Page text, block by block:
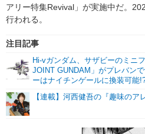
アリー特集Revival」が実施中だ。
行われる。
注目記事
Hi-vガンダム、サザビーのミニ
JOINT GUNDAM」がプレバン
ーはナイチンゲールに換装可能
【連載】河西健吾の『趣味のア